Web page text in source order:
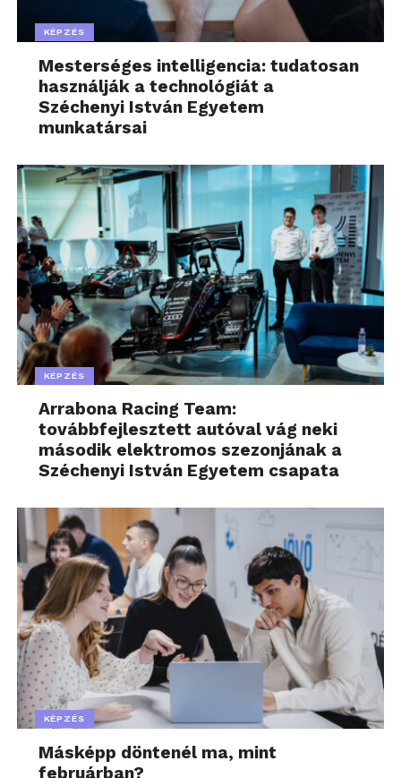
KÉPZÉS
Mesterséges intelligencia: tudatosan
használják a technológiát a
Széchenyi István Egyetem
munkatársai
KÉPZÉS
Arrabona Racing Team:
továbbfejlesztett autóval vág neki
második elektromos szezonjának a
Széchenyi István Egyetem csapata
KÉPZÉS
Másképp döntenél ma, mint
februárban?